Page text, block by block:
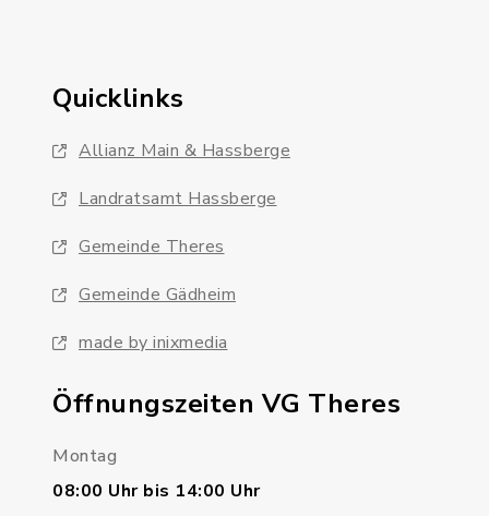
Quicklinks
Allianz Main & Hassberge
Landratsamt Hassberge
Gemeinde Theres
Gemeinde Gädheim
made by inixmedia
Öffnungszeiten VG Theres
Montag
08:00 Uhr bis 14:00 Uhr